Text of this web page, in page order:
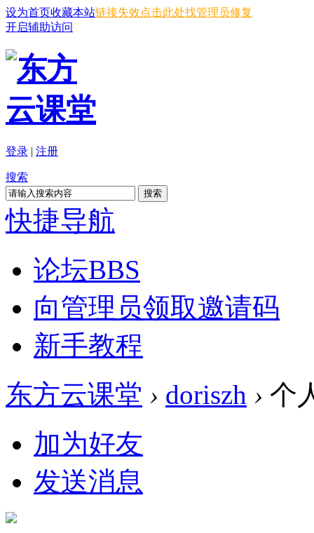
设为首页收藏本站链接失效点击此处找管理员修复
开启辅助访问
登录 | 注册
搜索
搜索
快捷导航
论坛BBS
向管理员领取邀请码
新手教程
东方云课堂 › doriszh › 个
加为好友
发送消息